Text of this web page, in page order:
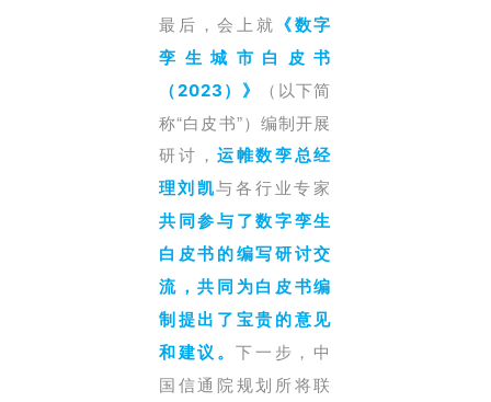
最后，会上就 《数字
孪生城市白皮书
（2023）》
（以下简
称“白皮书”）编制开展
研讨，运帷数孪总经
理刘凯与各行业专家
共同参与了数字孪生
白皮书的编写研讨交
流，共同为白皮书编
制提出了宝贵的意见
和建议。下一步， 中
国信通院规划所将联